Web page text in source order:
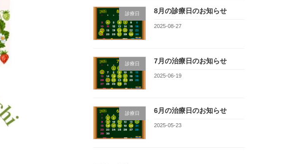
診療日 8月の診療日のお知らせ
2025-08-27
診療日 7月の治療日のお知らせ
2025-06-19
診療日 6月の治療日のお知らせ
2025-05-23